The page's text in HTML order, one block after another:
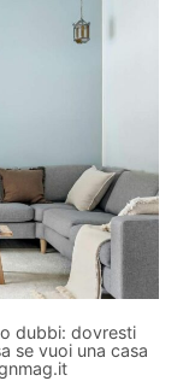
dubbi: dovresti
se vuoi una casa